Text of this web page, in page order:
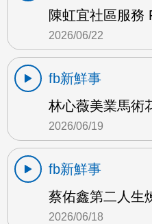
陳虹宜社區服務
2026/06/22
fb新鮮事
林心薇美業馬術
2026/06/19
fb新鮮事
蔡佑鑫第二人生
2026/06/18